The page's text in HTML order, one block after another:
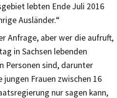
lebten Ende Juli 2016
Ausländer.“
Anfrage, aber wer die aufruft,
in Sachsen lebenden
Personen sind, darunter
Frauen zwischen 16
nur sagen kann,